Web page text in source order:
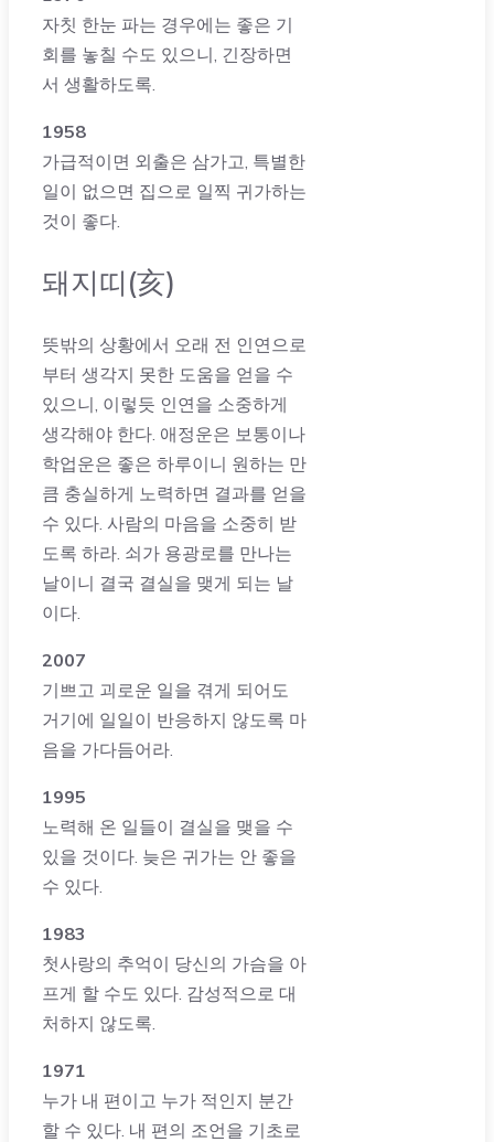
자칫 한눈 파는 경우에는 좋은 기
회를 놓칠 수도 있으니, 긴장하면
서 생활하도록.
1958
가급적이면 외출은 삼가고, 특별한
일이 없으면 집으로 일찍 귀가하는
것이 좋다.
돼지띠(亥)
뜻밖의 상황에서 오래 전 인연으로
부터 생각지 못한 도움을 얻을 수
있으니, 이렇듯 인연을 소중하게
생각해야 한다. 애정운은 보통이나
학업운은 좋은 하루이니 원하는 만
큼 충실하게 노력하면 결과를 얻을
수 있다. 사람의 마음을 소중히 받
도록 하라. 쇠가 용광로를 만나는
날이니 결국 결실을 맺게 되는 날
이다.
2007
기쁘고 괴로운 일을 겪게 되어도
거기에 일일이 반응하지 않도록 마
음을 가다듬어라.
1995
노력해 온 일들이 결실을 맺을 수
있을 것이다. 늦은 귀가는 안 좋을
수 있다.
1983
첫사랑의 추억이 당신의 가슴을 아
프게 할 수도 있다. 감성적으로 대
처하지 않도록.
1971
누가 내 편이고 누가 적인지 분간
할 수 있다. 내 편의 조언을 기초로